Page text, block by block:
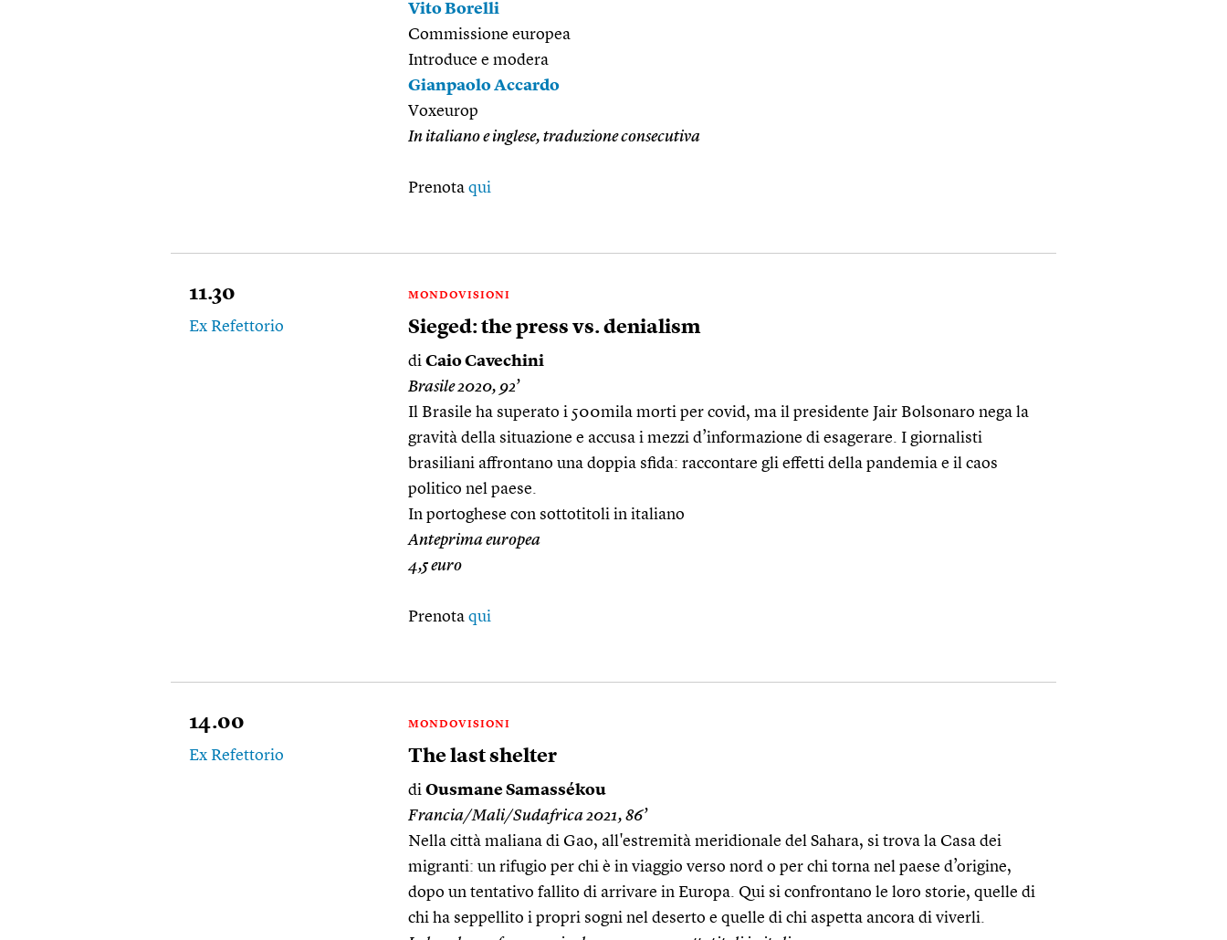
Vito Borelli
Commissione europea
Introduce e modera
Gianpaolo Accardo
Voxeurop
In italiano e inglese, traduzione consecutiva
Prenota qui
11.30
Ex Refettorio
MONDOVISIONI
Sieged: the press vs. denialism
di Caio Cavechini
Brasile 2020, 92’
Il Brasile ha superato i 500mila morti per covid, ma il presidente Jair Bolsonaro nega la
gravità della situazione e accusa i mezzi d’informazione di esagerare. I giornalisti
brasiliani affrontano una doppia sfida: raccontare gli effetti della pandemia e il caos
politico nel paese.
In portoghese con sottotitoli in italiano
Anteprima europea
4,5 euro
Prenota qui
14.00
Ex Refettorio
MONDOVISIONI
The last shelter
di Ousmane Samassékou
Francia/Mali/Sudafrica 2021, 86’
Nella città maliana di Gao, all'estremità meridionale del Sahara, si trova la Casa dei
migranti: un rifugio per chi è in viaggio verso nord o per chi torna nel paese d’origine,
dopo un tentativo fallito di arrivare in Europa. Qui si confrontano le loro storie, quelle di
chi ha seppellito i propri sogni nel deserto e quelle di chi aspetta ancora di viverli.